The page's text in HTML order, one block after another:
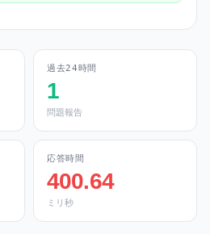
過去24時間
1
問題報告
応答時間
400.64
ミリ秒